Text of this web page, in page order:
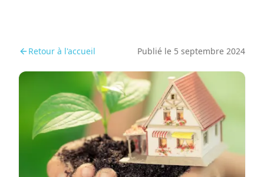
Retour à l'accueil Publié le 5 septembre 2024